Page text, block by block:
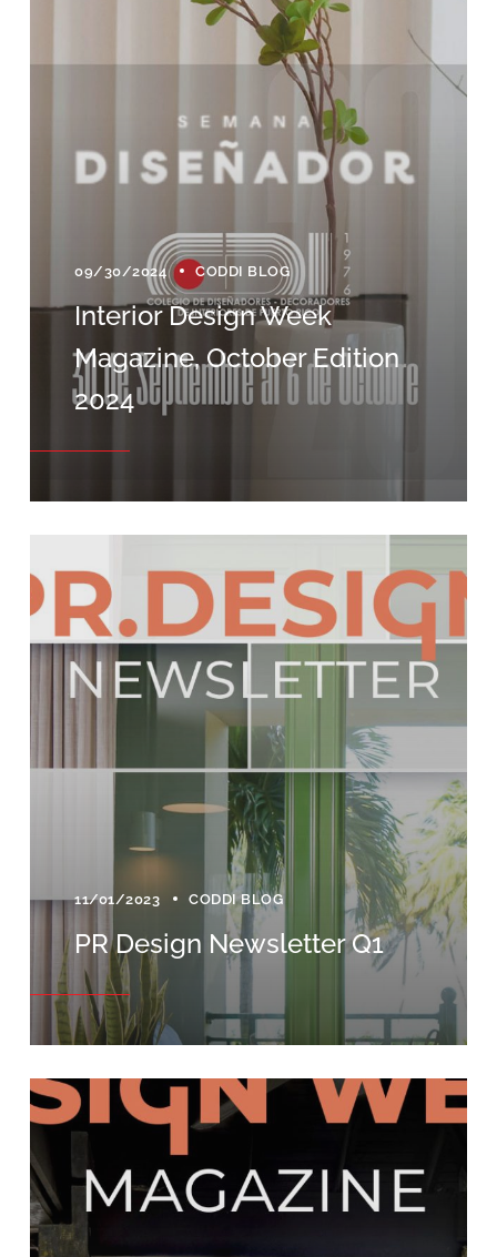
09/30/2024 CODDI BLOG
Interior Design Week
Magazine, October Edition
2024
11/01/2023 CODDI BLOG
PR Design Newsletter Q1